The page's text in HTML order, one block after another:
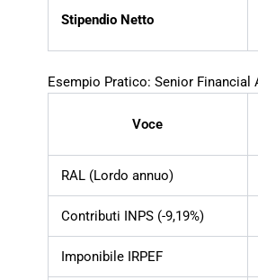
Stipendio Netto
Esempio Pratico: Senior Financial
Voce
RAL (Lordo annuo)
Contributi INPS (-9,19%)
Imponibile IRPEF